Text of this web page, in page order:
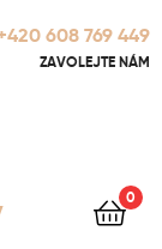
608 769 449
ZAVOLEJTE NÁM
0